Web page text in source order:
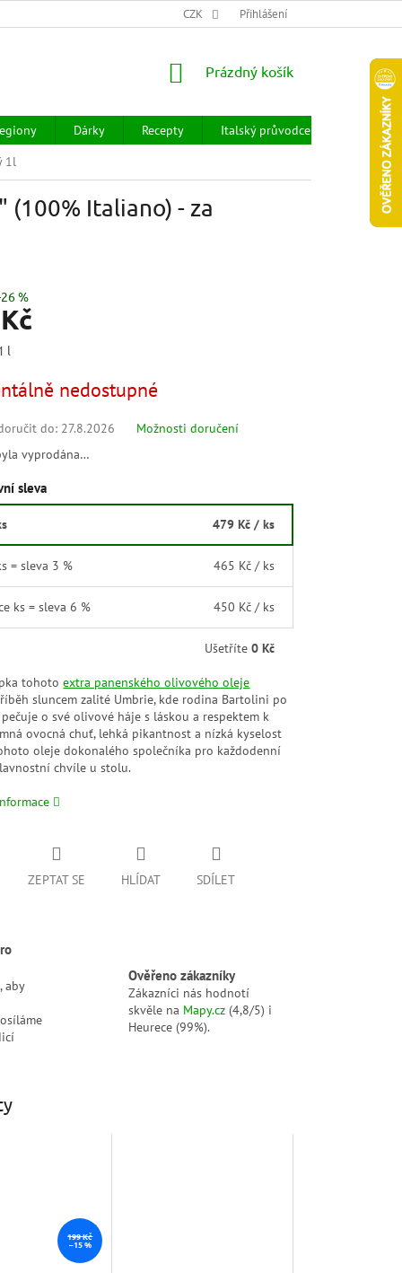
HODNOCENÍ OBCHODU OBCHODNÍ PODMÍNKY
CZK Přihlášení
NÁKUPNÍ
Prázdný košík
Dárky Recepty Italský průvodce
Prodejny
1l
Italiano) - za
%
l
nedostupné
do: 27.8.2026
Možnosti doručení
vyprodána…
sleva
479 Kč / ks
= sleva 3 % 465 Kč / ks
ks = sleva 6 % 450 Kč / ks
Ušetříte0 Kč
tohotoextra panenského olivového oleje
sluncem zalité Umbrie, kde rodina Bartolini po
pečuje o své olivové háje s láskou a respektem k
ovocná chuť, lehká pikantnost a nízká kyselost
oleje dokonalého společníka pro každodenní
chvíle u stolu.
ZEPTAT SE HLÍDAT SDÍLET
aby
Ověřeno zákazníky
Zákazníci nás hodnotí
skvěle na Mapy.cz (4,8/5) i
Heurece (99%).
199 Kč
–15 %